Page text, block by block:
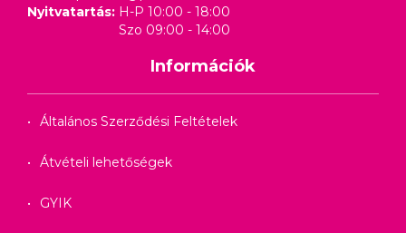
Nyitvatartás: H-P 10:00 - 18:00
Szo 09:00 - 14:00
Információk
Általános Szerződési Feltételek
Átvételi lehetőségek
GYIK